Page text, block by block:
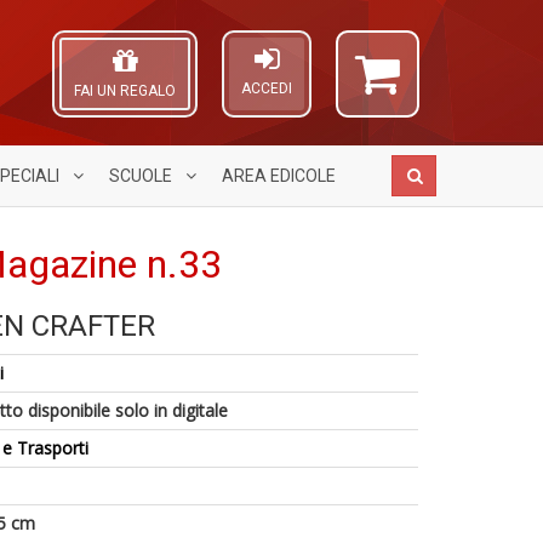
ACCEDI
FAI UN REGALO
SCUOLE AREA EDICOLE
n.33
CRAFTER
disponibile solo in digitale
Trasporti
cm